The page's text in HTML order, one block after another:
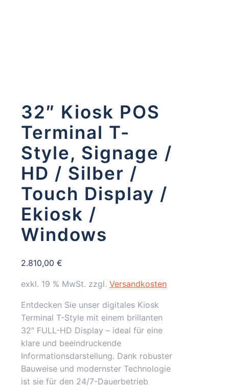
32″ Kiosk POS
Terminal T-
Style, Signage /
HD / Silber /
Touch Display /
Ekiosk /
Windows
2.810,00 €
exkl. 19 % MwSt. zzgl. Versandkosten
Entdecken Sie unser digitales Kiosk
Terminal T-Style mit einem brillanten
32″ FULL-HD Display – ideal für eine
klare und beeindruckende
Informationsdarstellung. Dank robuster
Bauweise und modernster Technologie
ist sie für den 24/7-Dauerbetrieb